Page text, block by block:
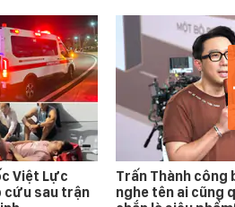
Việt Lực
cứu sau trận
Trấn Thành công
nghe tên ai cũng